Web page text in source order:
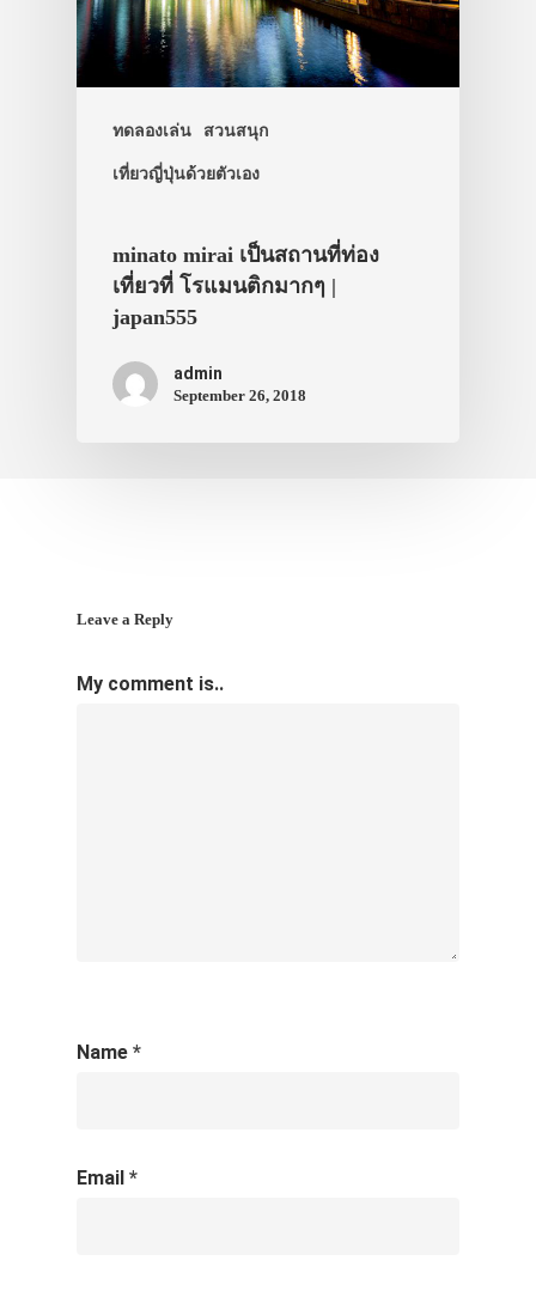
ทดลองเล่น สวนสนุก
เที่ยวญี่ปุ่นด้วยตัวเอง
minato mirai เป็นสถานที่ท่อง
เที่ยวที่ โรแมนติกมากๆ |
japan555
admin
September 26, 2018
Leave a Reply
My comment is..
Name *
Email *
ที่พัก
สาระน่ารู้